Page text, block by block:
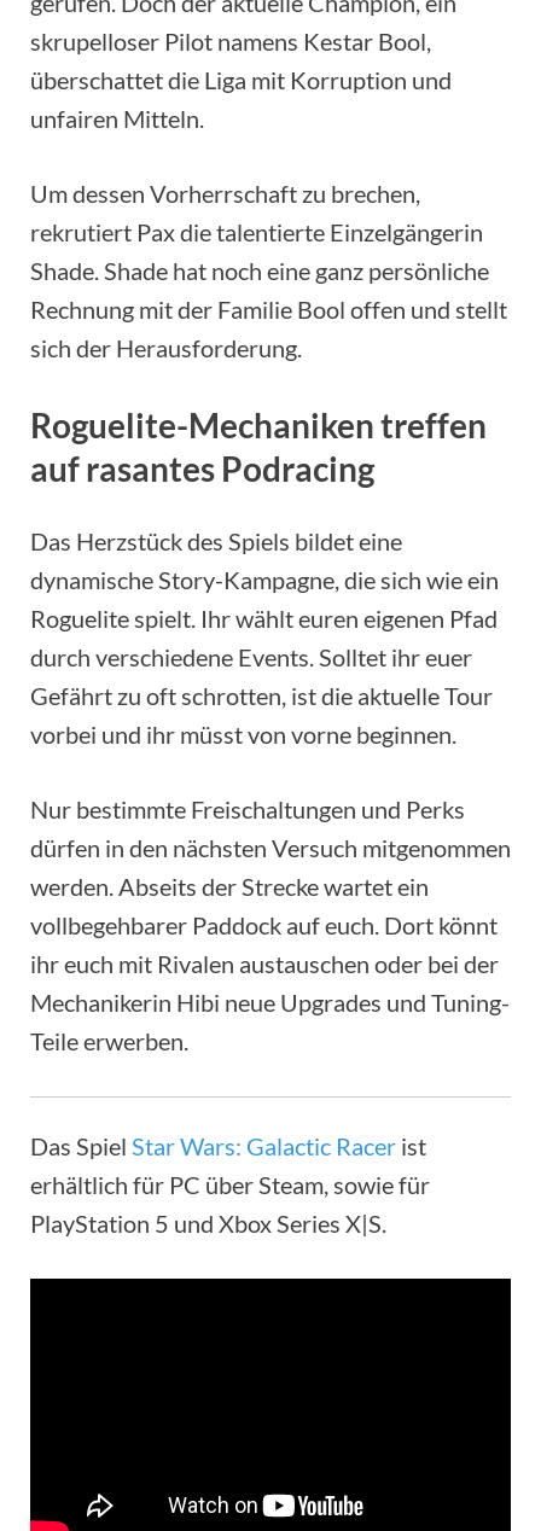
skrupelloser Pilot namens Kestar Bool,
überschattet die Liga mit Korruption und
unfairen Mitteln.
Um dessen Vorherrschaft zu brechen,
rekrutiert Pax die talentierte Einzelgängerin
Shade. Shade hat noch eine ganz persönliche
Rechnung mit der Familie Bool offen und stellt
sich der Herausforderung.
Roguelite-Mechaniken treffen
auf rasantes Podracing
Das Herzstück des Spiels bildet eine
dynamische Story-Kampagne, die sich wie ein
Roguelite spielt. Ihr wählt euren eigenen Pfad
durch verschiedene Events. Solltet ihr euer
Gefährt zu oft schrotten, ist die aktuelle Tour
vorbei und ihr müsst von vorne beginnen.
Nur bestimmte Freischaltungen und Perks
dürfen in den nächsten Versuch mitgenommen
werden. Abseits der Strecke wartet ein
vollbegehbarer Paddock auf euch. Dort könnt
ihr euch mit Rivalen austauschen oder bei der
Mechanikerin Hibi neue Upgrades und Tuning-
Teile erwerben.
Das Spiel Star Wars: Galactic Racer ist
erhältlich für PC über Steam, sowie für
PlayStation 5 und Xbox Series X|S.